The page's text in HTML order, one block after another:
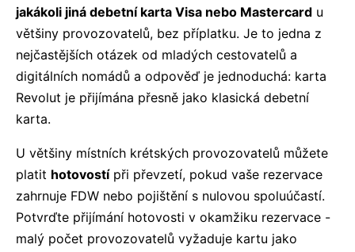
jakákoli jiná debetní karta Visa nebo Mastercard u
většiny provozovatelů, bez příplatku. Je to jedna z
nejčastějších otázek od mladých cestovatelů a
digitálních nomádů a odpověď je jednoduchá: karta
Revolut je přijímána přesně jako klasická debetní
karta.
U většiny místních krétských provozovatelů můžete
platit hotovostípři převzetí, pokud vaše rezervace
zahrnuje FDW nebo pojištění s nulovou spoluúčastí.
Potvrďte přijímání hotovosti v okamžiku rezervace -
malý počet provozovatelů vyžaduje kartu jako